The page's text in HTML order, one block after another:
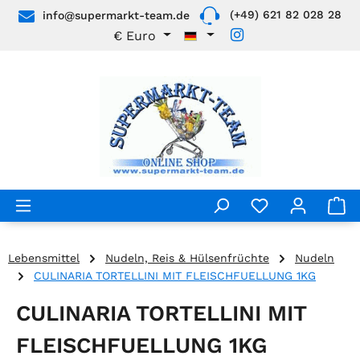
Zum Hauptinhalt springen
info@supermarkt-team.de (+49) 621 82 028 28
€ Euro
Lebensmittel Nudeln, Reis & Hülsenfrüchte
Nudeln
CULINARIA TORTELLINI MIT FLEISCHFUELLUNG 1KG
CULINARIA TORTELLINI MIT
FLEISCHFUELLUNG 1KG